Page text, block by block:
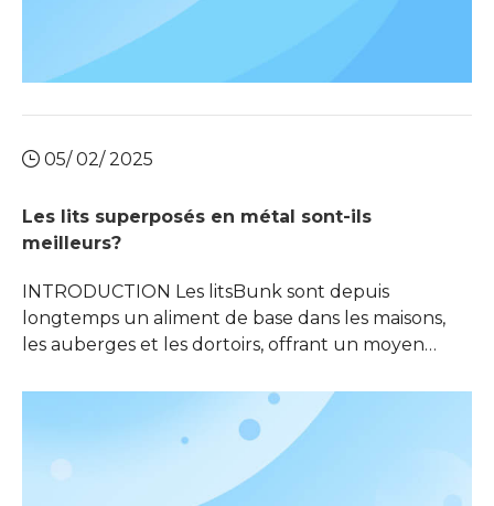
05/ 02/ 2025
Les lits superposés en métal sont-ils
meilleurs?
INTRODUCTION Les litsBunk sont depuis
longtemps un aliment de base dans les maisons,
les auberges et les dortoirs, offrant un moyen
accueillant plusieurs traverses. Avec des motifs et
des matériaux en évolution, le débat entre les lits
superposés en métal et en bois s'est intensifié. Cet
article plonge dans la comprimé